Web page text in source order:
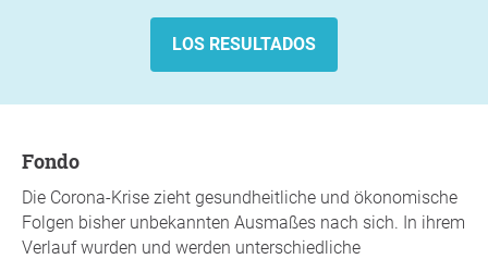
LOS RESULTADOS
fondo
Die Corona-Krise zieht gesundheitliche und ökonomische
Folgen bisher unbekannten Ausmaßes nach sich. In ihrem
Verlauf wurden und werden unterschiedliche